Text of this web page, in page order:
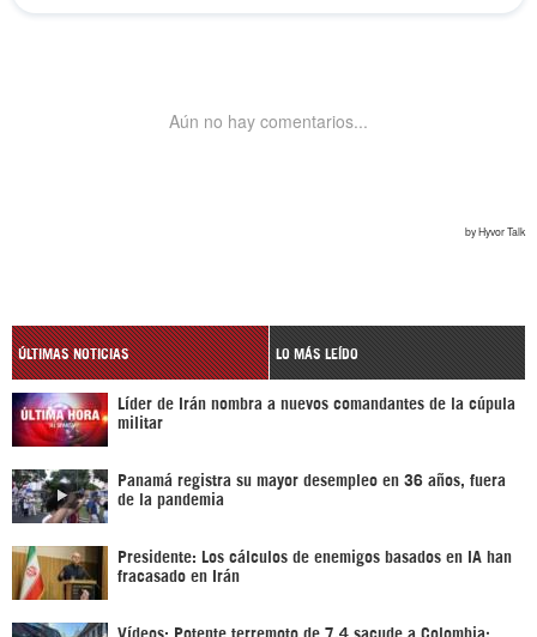
ÚLTIMAS NOTICIAS LO MÁS LEÍDO
Líder de Irán nombra a nuevos comandantes de la cúpula
militar
Panamá registra su mayor desempleo en 36 años, fuera
de la pandemia
Presidente: Los cálculos de enemigos basados en IA han
fracasado en Irán
Vídeos: Potente terremoto de 7,4 sacude a Colombia;